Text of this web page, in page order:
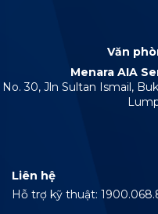
Văn
Menara AIA
No. 30, Jln Sultan Ismail,
Liên hệ
Hỗ trợ kỹ thuật: